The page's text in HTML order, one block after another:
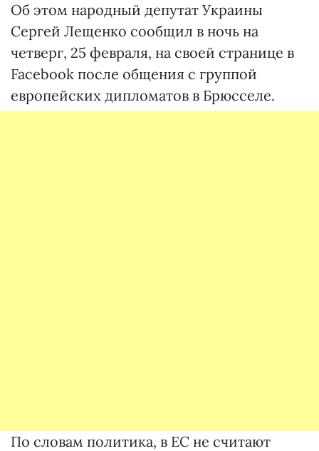
Об этом народный депутат Украины
Сергей Лещенко сообщил в ночь на
четверг, 25 февраля, на своей странице в
Facebook после общения с группой
европейских дипломатов в Брюсселе.
По словам политика, в ЕС не считают